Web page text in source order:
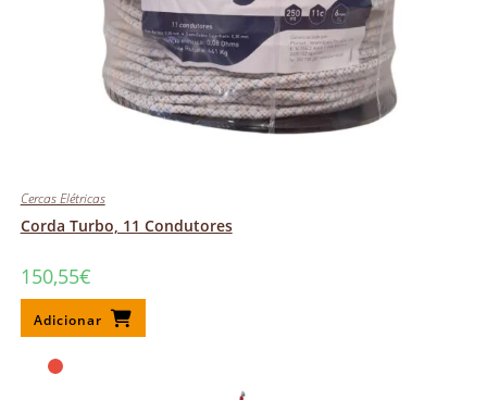
Cercas Elétricas
Corda Turbo, 11 Condutores
150,55€
Adicionar